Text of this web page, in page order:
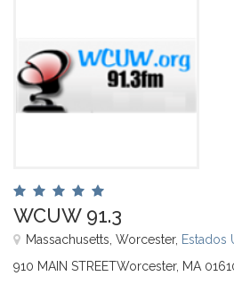
WCUW 91.3
Massachusetts, Worcester, Estados
910 MAIN STREETWorcester, MA